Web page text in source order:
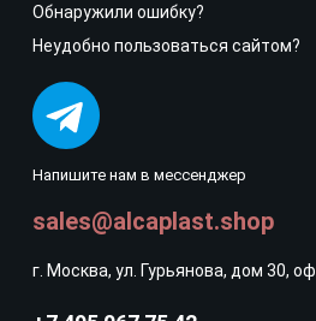
Напишите нам в мессенджер
sales@alcaplast.shop
г. Москва, ул. Гурьянова, дом 30,
Обнаружили ошибку?
Неудобно пользоваться сайтом?